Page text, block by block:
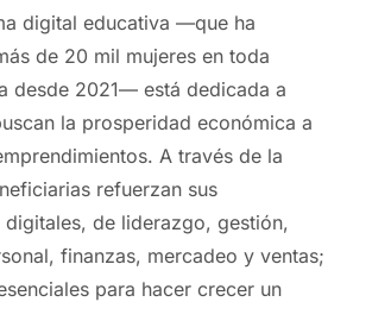
digital educativa —que ha
de 20 mil mujeres en toda
desde 2021— está dedicada a
la prosperidad económica a
A través de la
refuerzan sus
de liderazgo, gestión,
finanzas, mercadeo y ventas;
para hacer crecer un